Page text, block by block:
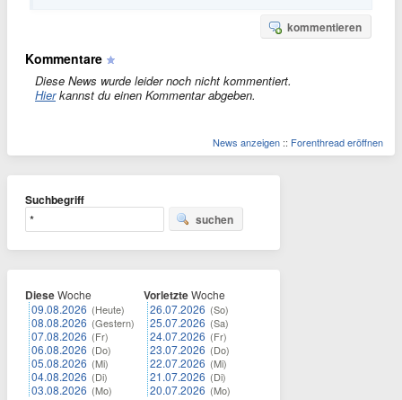
kommentieren
Kommentare
Diese News wurde leider noch nicht kommentiert.
Hierkannst du einen Kommentar abgeben.
News anzeigen :: Forenthread eröffnen
Suchbegriff
suchen
DieseWoche
09.08.2026 (Heute)
08.08.2026 (Gestern)
07.08.2026 (Fr)
06.08.2026 (Do)
05.08.2026 (Mi)
04.08.2026 (Di)
03.08.2026 (Mo)
VorletzteWoche
26.07.2026 (So)
25.07.2026 (Sa)
24.07.2026 (Fr)
23.07.2026 (Do)
22.07.2026 (Mi)
21.07.2026 (Di)
20.07.2026 (Mo)